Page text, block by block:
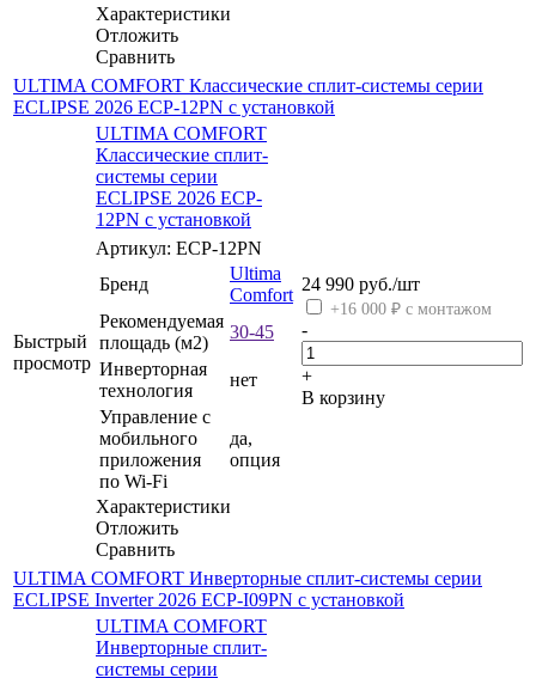
Характеристики
Отложить
Сравнить
ULTIMA COMFORT Классические сплит-системы серии
ECLIPSE 2026 ECP-12PN с установкой
Быстрый
просмотр
ULTIMA COMFORT
Классические сплит-
системы серии
ECLIPSE 2026 ECP-
12PN с установкой
Артикул: ECP-12PN
Бренд
Ultima
Comfort
Рекомендуемая
площадь (м2)
30-45
Инверторная
технология
нет
Управление c
мобильного
приложения
по Wi-Fi
да,
опция
Характеристики
Отложить
Сравнить
24 990 руб./шт
+16 000 ₽ с монтажом
-
+
В корзину
ULTIMA COMFORT Инверторные сплит-системы серии
ECLIPSE Inverter 2026 ECP-I09PN с установкой
ULTIMA COMFORT
Инверторные сплит-
системы серии